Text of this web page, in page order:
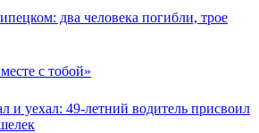
два человека погибли, трое
с тобой»
и уехал: 49-летний водитель присвоил